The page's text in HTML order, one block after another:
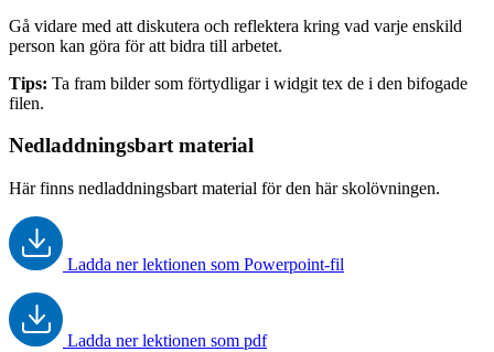
Gå vidare med att diskutera och reflektera kring vad varje enskild
person kan göra för att bidra till arbetet.
Tips: Ta fram bilder som förtydligar i widgit tex de i den bifogade
filen.
Nedladdningsbart material
Här finns nedladdningsbart material för den här skolövningen.
Ladda ner lektionen som Powerpoint-fil
Ladda ner lektionen som pdf